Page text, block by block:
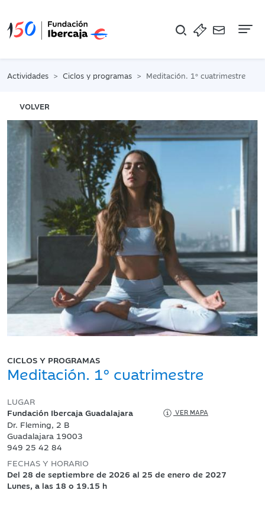
Actividades Ciclos y programas Meditación. 1º cuatrimestre
VOLVER
CICLOS Y PROGRAMAS
Meditación. 1º cuatrimestre
LUGAR
Fundación Ibercaja Guadalajara
VER MAPA
Dr. Fleming, 2 B
Guadalajara 19003
949 25 42 84
FECHAS Y HORARIO
Del 28 de septiembre de 2026 al 25 de enero de 2027
Lunes, a las 18 o 19.15 h